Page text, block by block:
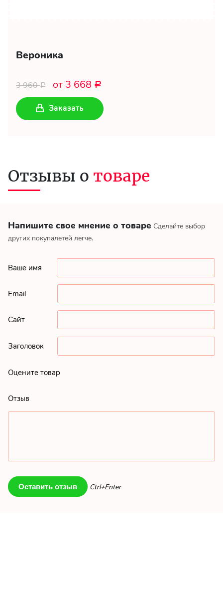
Вероника
3 960Р от 3 668 Р
Заказать
Напишите свое мнение о товаре Сделайте выбор
других покупалетей легче.
Ваше имя
Email
Сайт
Заголовок
Оцените товар
Отзыв
Ctrl+Enter
Отзывы о товаре